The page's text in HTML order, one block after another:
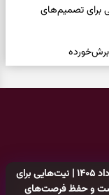
فال ابجد امروز جمعه ۱۶ مرداد ۱۴۰۵ | نیت‌هایی برای
و حفظ فرصت‌های
۱۵ مرداد ۱۴۰۵ | نیت‌هایی برای تصمیم‌های
پایگاه خبری سرگرمی روز